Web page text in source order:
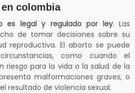
colombia
es legal y regulado por ley. Las
de tomar decisiones sobre su
reproductiva. El aborto se puede
como cuando el
riesgo para la vida o la salud de la
malformaciones graves, o
resultado de violencia sexual.